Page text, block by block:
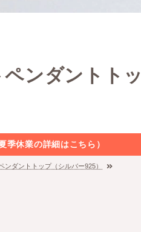
ンダントトッ
休業の詳細はこちら）
ダントトップ（シルバー925）